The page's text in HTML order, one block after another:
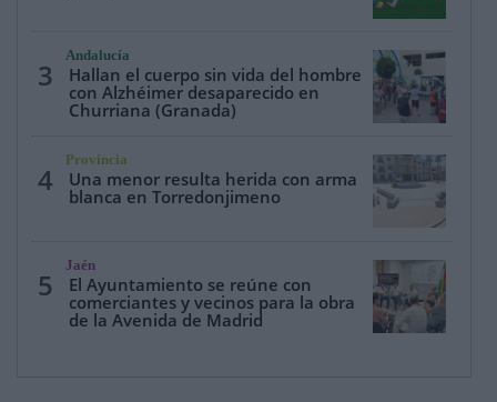
3
Andalucía
Hallan el cuerpo sin vida del hombre
con Alzhéimer desaparecido en
Churriana (Granada)
4
Provincia
Una menor resulta herida con arma
blanca en Torredonjimeno
5
Jaén
El Ayuntamiento se reúne con
comerciantes y vecinos para la obra
de la Avenida de Madrid